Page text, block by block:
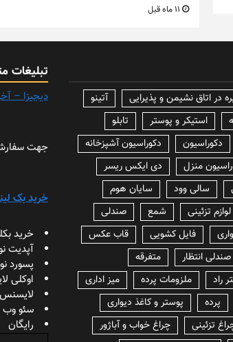
آتینو
استیکر و پوستر
تابلو
دکوراسیون
دکوراسیون آشپزخانه
منزل
دی ایکس ریسر
سالی وود
سایان هوم
تزئینی شمع
صندلی
فایل کشویی
قاب عکس
انتظار
متفرقه
راد ملزومات پرده
میز اداری
پرده
پوستر و کاغذ دیواری
تزئینی
چراغ خواب و آباژور
تبلیغات
دیجیزا –
جهت
خرید بک
خرید
آپدیت نود
پسورد نود
اوکلی
لایسنس
سئو
رایگان